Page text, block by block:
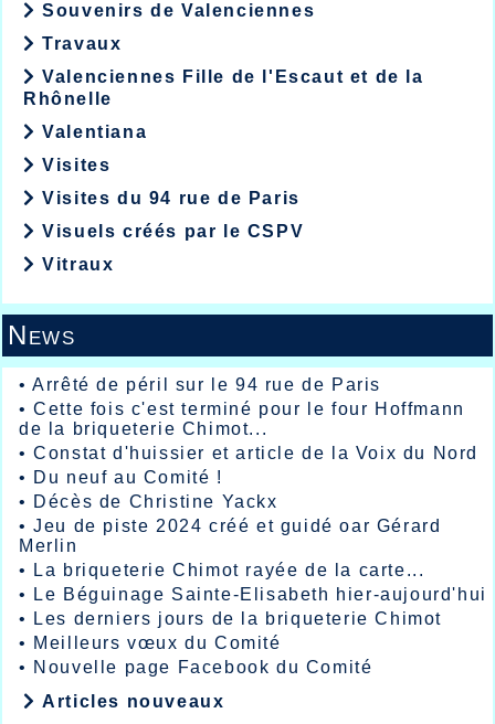
Souvenirs de Valenciennes
Travaux
Valenciennes Fille de l'Escaut et de la
Rhônelle
Valentiana
Visites
Visites du 94 rue de Paris
Visuels créés par le CSPV
Vitraux
News
•Arrêté de péril sur le 94 rue de Paris
•Cette fois c'est terminé pour le four Hoffmann
de la briqueterie Chimot...
•Constat d'huissier et article de la Voix du Nord
• Du neuf au Comité !
• Décès de Christine Yackx
•Jeu de piste 2024 créé et guidé oar Gérard
Merlin
•
La briqueterie Chimot rayée de la carte...
•
Le Béguinage Sainte-Elisabeth hier-aujourd'hui
•
Les derniers jours de la briqueterie Chimot
• Meilleurs vœux du Comité
• Nouvelle page Facebook du Comité
Articles nouveaux